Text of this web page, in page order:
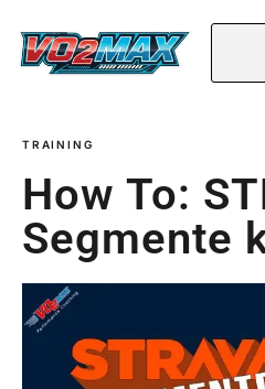
TRAINING
How To:
Segmente